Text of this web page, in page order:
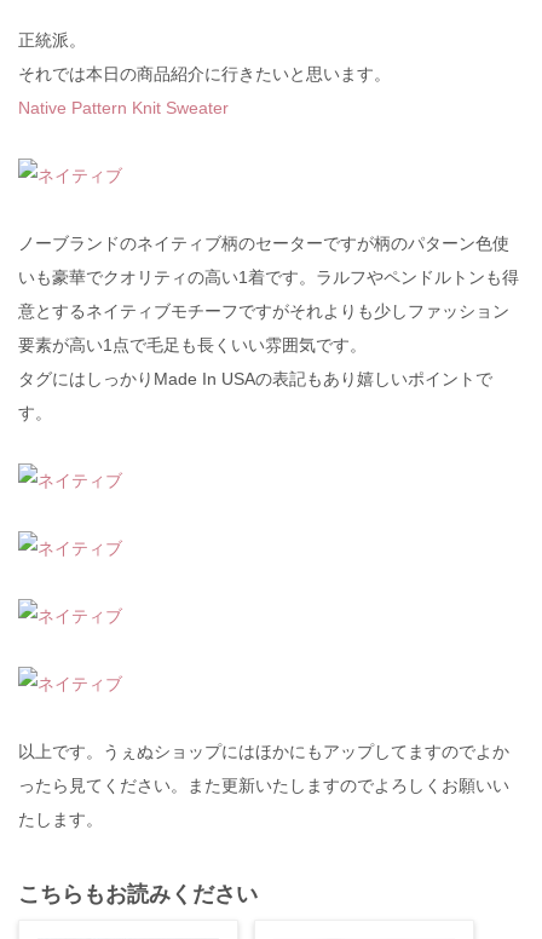
正統派。
それでは本日の商品紹介に行きたいと思います。
Native Pattern Knit Sweater
ノーブランドのネイティブ柄のセーターですが柄のパターン色使
いも豪華でクオリティの高い1着です。ラルフやペンドルトンも得
意とするネイティブモチーフですがそれよりも少しファッション
要素が高い1点で毛足も長くいい雰囲気です。
タグにはしっかりMade In USAの表記もあり嬉しいポイントで
す。
以上です。うぇぬショップにはほかにもアップしてますのでよか
ったら見てください。また更新いたしますのでよろしくお願いい
たします。
こちらもお読みください